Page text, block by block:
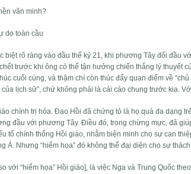
văn minh?
do toàn cầu
biệt rõ ràng vào đầu thế kỷ 21, khi phương Tây đối đầu
trước khi ông có thể tận hưởng chiến thắng lý thuyết
cuối cùng, và thậm chí còn thúc đẩy quan điểm về
lịch sử”, chứ không phải là cái cáo chung trước kia.
chính trị hóa. Đạo Hồi đã chứng tỏ là họ quá đa dạng
đầu với phương Tây. Điều đó, trong chừng mực, đã
tố chính thống Hồi giáo, nhằm biện minh cho sự can
Á. Nhưng “hiểm họa” đó không thể đại diện cho sự
với “hiểm họa” Hồi giáo], là việc Nga và Trung Quốc